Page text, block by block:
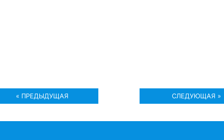
« ПРЕДЫДУЩАЯ СЛЕДУЮЩАЯ »